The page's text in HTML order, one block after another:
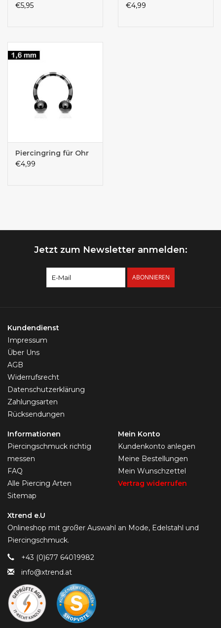
€5,95
€4,99
Piercingring für Ohr
€4,99
Jetzt zum Newsletter anmelden:
ABONNIEREN
Kundendienst
Impressum
Über Uns
AGB
Widerrufsrecht
Datenschutzerklärung
Zahlungsarten
Rücksendungen
Informationen
Piercingschmuck richtig
messen
FAQ
Alle Piercing Arten
Sitemap
Mein Konto
Kundenkonto anlegen
Meine Bestellungen
Mein Wunschzettel
Vertrag widerrufen
Xtrend e.U
Onlineshop mit großer Auswahl an Mode, Edelstahl und
Piercingschmuck.
+43 (0)677 64019982
info@xtrend.at